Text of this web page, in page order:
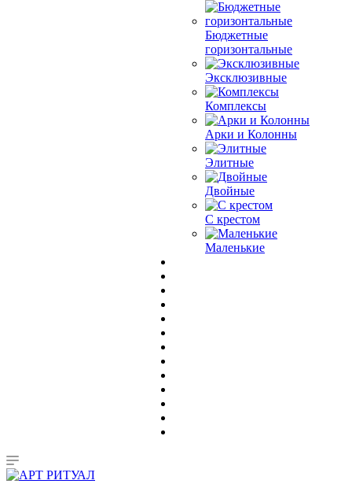
Бюджетные
горизонтальные
Эксклюзивные
Комплексы
Арки и Колонны
Элитные
Двойные
С крестом
Маленькие